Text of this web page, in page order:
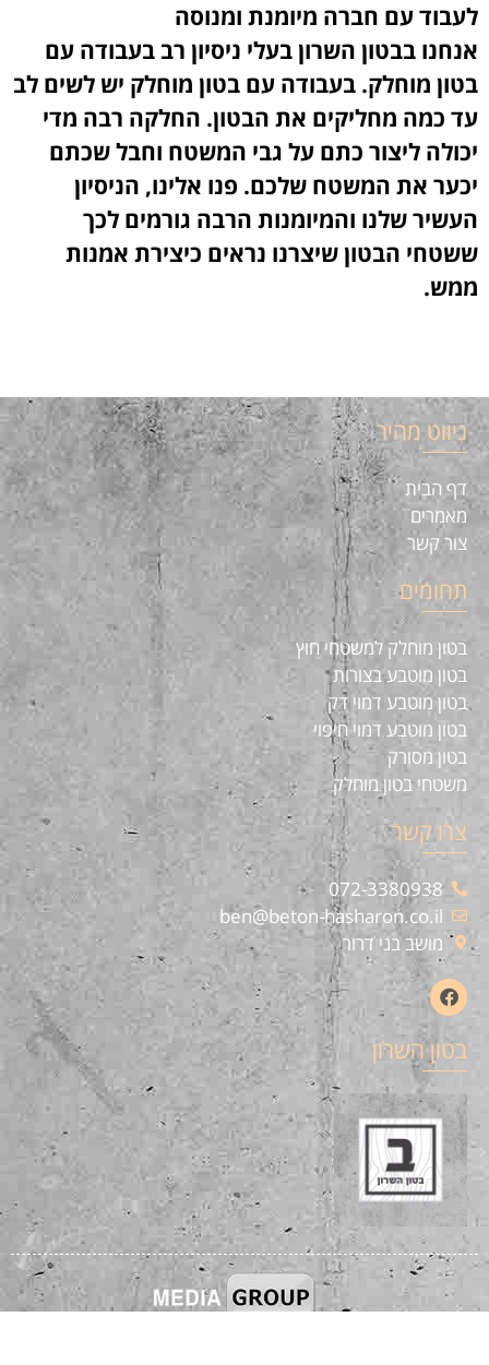
לעבוד עם חברה מיומנת ומנוסה
אנחנו בבטון השרון בעלי ניסיון רב בעבודה עם
בטון מוחלק. בעבודה עם בטון מוחלק יש לשים לב
עד כמה מחליקים את הבטון. החלקה רבה מדי
יכולה ליצור כתם על גבי המשטח וחבל שכתם
יכער את המשטח שלכם. פנו אלינו, הניסיון
העשיר שלנו והמיומנות הרבה גורמים לכך
ששטחי הבטון שיצרנו נראים כיצירת אמנות
ממש.
ניווט מהיר
דף הבית
מאמרים
צור קשר
תחומים
בטון מוחלק למשטחי חוץ
בטון מוטבע בצורות
בטון מוטבע דמוי דק
בטון מוטבע דמוי חיפוי
בטון מסורק
משטחי בטון מוחלק
צרו קשר
072-3380938
ben@beton-hasharon.co.il
מושב בני דרור
בטון השרון